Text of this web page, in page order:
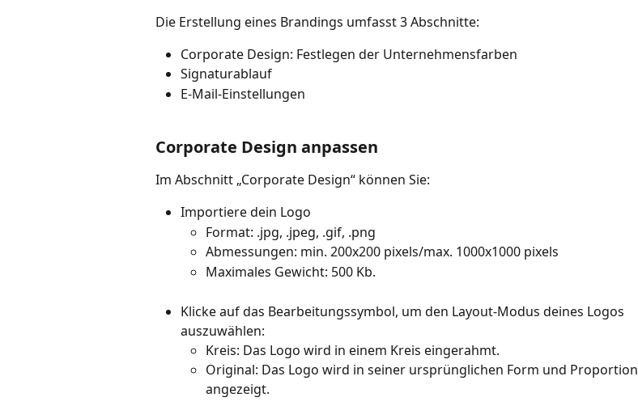
Die Erstellung eines Brandings umfasst 3 Abschnitte:
Corporate Design: Festlegen der Unternehmensfarben
Signaturablauf
E-Mail-Einstellungen
Corporate Design anpassen
Im Abschnitt „Corporate Design“ können Sie:
Importiere dein Logo
Format: .jpg, .jpeg, .gif, .png
Abmessungen: min. 200x200 pixels/max. 1000x1000 pixels
Maximales Gewicht: 500 Kb.
Klicke auf das Bearbeitungssymbol, um den Layout-Modus deines Logos
auszuwählen:
Kreis: Das Logo wird in einem Kreis eingerahmt.
Original: Das Logo wird in seiner ursprünglichen Form und Proportion
angezeigt.